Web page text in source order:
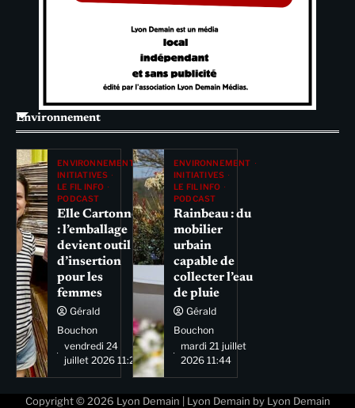
Environnement
ENVIRONNEMENT
INITIATIVES
LE FIL INFO
PODCAST
Elle Cartonne
: l’emballage
devient outil
d’insertion
pour les
femmes
Gérald
Bouchon
vendredi 24
juillet 2026 11:29
ENVIRONNEMENT
INITIATIVES
LE FIL INFO
PODCAST
Rainbeau : du
mobilier
urbain
capable de
collecter l’eau
de pluie
Gérald
Bouchon
mardi 21 juillet
2026 11:44
Copyright © 2026 Lyon Demain | Lyon Demain by Lyon Demain